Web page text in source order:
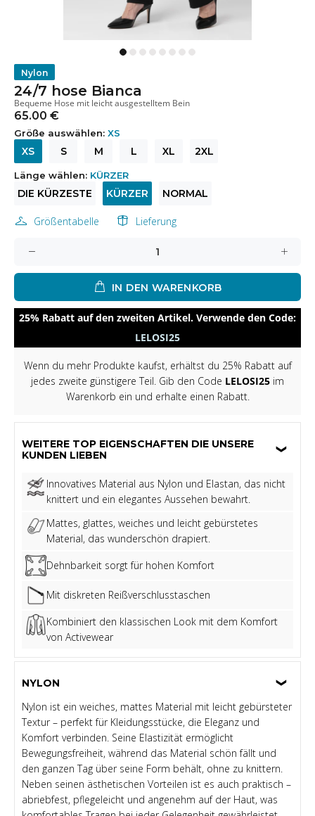
Nylon
24/7 hose Bianca
Bequeme Hose mit leicht ausgestelltem Bein
65.00 €
Größe auswählen: XS
XS S M L XL 2XL
Länge wählen: KÜRZER
DIE KÜRZESTE KÜRZER NORMAL
Größentabelle Lieferung
IN DEN WARENKORB
25% Rabatt auf den zweiten Artikel. Verwende den Code:
LELOSI25
Wenn du mehr Produkte kaufst, erhältst du 25% Rabatt auf
jedes zweite günstigere Teil. Gib den Code LELOSI25 im
Warenkorb ein und erhalte einen Rabatt.
WEITERE TOP EIGENSCHAFTEN DIE UNSERE
KUNDEN LIEBEN
Innovatives Material aus Nylon und Elastan, das nicht
knittert und ein elegantes Aussehen bewahrt.
Mattes, glattes, weiches und leicht gebürstetes
Material, das wunderschön drapiert.
Dehnbarkeit sorgt für hohen Komfort
Mit diskreten Reißverschlusstaschen
Kombiniert den klassischen Look mit dem Komfort
von Activewear
NYLON
Nylon ist ein weiches, mattes Material mit leicht gebürsteter
Textur – perfekt für Kleidungsstücke, die Eleganz und
Komfort verbinden. Seine Elastizität ermöglicht
Bewegungsfreiheit, während das Material schön fällt und
den ganzen Tag über seine Form behält, ohne zu knittern.
Neben seinen ästhetischen Vorteilen ist es auch praktisch –
abriebfest, pflegeleicht und angenehm auf der Haut, was